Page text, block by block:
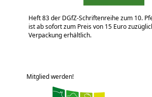
Heft 83 der DGfZ-Schriftenreihe zum 10.
ist ab sofort zum Preis von 15 Euro
Verpackung erhältlich.
Mitglied werden!